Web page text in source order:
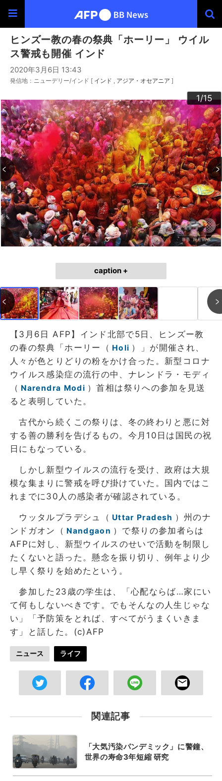
ヒンズー教の春の祭典「ホーリー」 ウイル
ス警戒も開催 インド
2020年3月6日 13:43
発信地：ニューデリー/インド [ インド アジア・オセアニア ]
1/15
2/15
3/15
4/15
5/15
6/15
7/15
8/15
9/15
10/15
11/15
12/15
13/15
14/15
15/15
caption +
【3月6日 AFP】インド北部で5日、ヒンズー教
の春の祭典「ホーリー（ Holi ）」が開催され、
人々が色とりどりの粉をかけ合った。新型コロナ
ウイルス感染症の流行の中、ナレンドラ・モディ
（ Narendra Modi ）首相は祭りへの参加を見送
ると表明していた。
古代から続くこの祭りは、冬の終わりと悪に対
する善の勝利を告げるもの。今月10日は国民の祝
日にもなっている。
しかし新型ウイルスの流行を受け、政府は大規
模な集まりに警戒を呼び掛けていた。国内ではこ
れまでに30人の感染者が確認されている。
ウッタルプラデシュ（ Uttar Pradesh ）州のナ
ンドガオン（ Nandgaon ）で祭りの参加者らは
AFPに対し、新型ウイルスのせいで活動を制限し
たくないと語った。懸念を振り切り、例年より少
し早く祭りを始めたという。
参加した23歳の学生は、「心配ならば…家にい
て何もしないべきです。でもそんなの人生じゃな
い」「予防策をとれば、すべてがうまくいきま
す」と話した。(c)AFP
ニュース ライフ
関連記事
「大気汚染パンデミック」に警鐘、
世界の寿命3年短縮 研究